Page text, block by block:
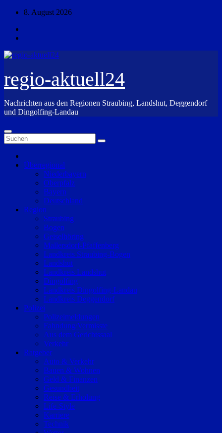
Zum
springen
8. August 2026
regio-aktuell24
Nachrichten aus den Regionen Straubing, Landshut, Deggendorf
und Dingolfing-Landau
Überregional
Niederbayern
Oberpfalz
Bayern
Deutschland
Region
Straubing
Bogen
Geiselhöring
Mallersdorf-Pfaffenberg
Landkreis Straubing-Bogen
Landshut
Landkreis Landshut
Dingolfing
Landkreis Dingolfing-Landau
Landkreis Deggendorf
Polizei
Polizeimeldungen
Fahndung/Vermisste
Aus dem Gerichtssaal
Verkehr
Ratgeber
Auto & Verkehr
Bauen & Wohnen
Geld & Finanzen
Gesundheit
Reise & Erholung
Life-Style
Karriere
Technik